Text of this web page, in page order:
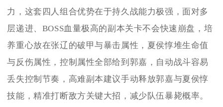
力，这套四人组合优势在于持久战能力极强，面对多
层递进、BOSS血量极高的副本关卡不会快速崩盘，培
养重心放在张辽的破甲与暴击属性，夏侯惇堆生命值
与反伤属性，控制属性全部给到郭嘉，自动战斗容易
丢失控制节奏，高难副本建议手动释放郭嘉与夏侯惇
技能，精准打断敌方关键大招，减少队伍暴毙概率。